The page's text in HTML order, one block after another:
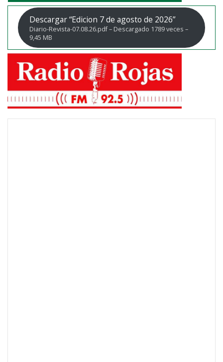
Descargar “Edicion 7 de agosto de 2026”
Diario-Revista-07.08.26.pdf – Descargado 1789 veces –
9,45 MB